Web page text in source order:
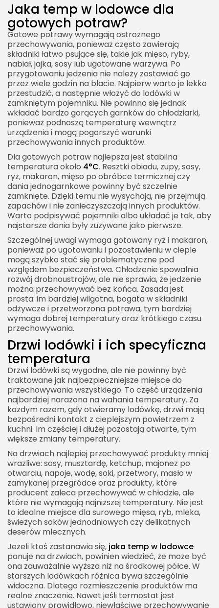
Jaka temp w lodowce dla
gotowych potraw?
Gotowe potrawy wymagają ostrożnego
przechowywania, ponieważ często zawierają
składniki łatwo psujące się, takie jak mięso, ryby,
nabiał, jajka, sosy lub ugotowane warzywa. Po
przygotowaniu jedzenia nie należy zostawiać go
przez wiele godzin na blacie. Najpierw warto je lekko
przestudzić, a następnie włożyć do lodówki w
zamkniętym pojemniku. Nie powinno się jednak
wkładać bardzo gorących garnków do chłodziarki,
ponieważ podnoszą temperaturę wewnątrz
urządzenia i mogą pogorszyć warunki
przechowywania innych produktów.
Dla gotowych potraw najlepsza jest stabilna
temperatura około 4°C. Resztki obiadu, zupy, sosy,
ryż, makaron, mięso po obróbce termicznej czy
dania jednogarnkowe powinny być szczelnie
zamknięte. Dzięki temu nie wysychają, nie przejmują
zapachów i nie zanieczyszczają innych produktów.
Warto podpisywać pojemniki albo układać je tak, aby
najstarsze dania były zużywane jako pierwsze.
Szczególnej uwagi wymaga gotowany ryż i makaron,
ponieważ po ugotowaniu i pozostawieniu w cieple
mogą szybko stać się problematyczne pod
względem bezpieczeństwa. Chłodzenie spowalnia
rozwój drobnoustrojów, ale nie sprawia, że jedzenie
można przechowywać bez końca. Zasada jest
prosta: im bardziej wilgotna, bogata w składniki
odżywcze i przetworzona potrawa, tym bardziej
wymaga dobrej temperatury oraz krótkiego czasu
przechowywania.
Drzwi lodówki i ich specyficzna
temperatura
Drzwi lodówki są wygodne, ale nie powinny być
traktowane jak najbezpieczniejsze miejsce do
przechowywania wszystkiego. To część urządzenia
najbardziej narażona na wahania temperatury. Za
każdym razem, gdy otwieramy lodówkę, drzwi mają
bezpośredni kontakt z cieplejszym powietrzem z
kuchni. Im częściej i dłużej pozostają otwarte, tym
większe zmiany temperatury.
Na drzwiach najlepiej przechowywać produkty mniej
wrażliwe: sosy, musztardę, ketchup, majonez po
otwarciu, napoje, wodę, soki, przetwory, masło w
zamykanej przegródce oraz produkty, które
producent zaleca przechowywać w chłodzie, ale
które nie wymagają najniższej temperatury. Nie jest
to idealne miejsce dla surowego mięsa, ryb, mleka,
świeżych soków jednodniowych czy delikatnych
deserów mlecznych.
Jeżeli ktoś zastanawia się, jaka temp w lodowce
panuje na drzwiach, powinien wiedzieć, że może być
ona zauważalnie wyższa niż na środkowej półce. W
starszych lodówkach różnica bywa szczególnie
widoczna. Dlatego rozmieszczenie produktów ma
realne znaczenie. Nawet jeśli termostat jest
ustawiony prawidłowo, niewłaściwe przechowywanie